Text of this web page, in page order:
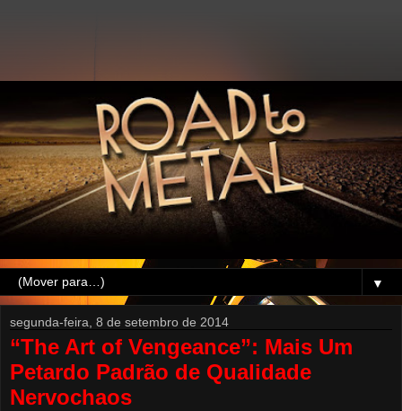
▼
segunda-feira, 8 de setembro de 2014
“The Art of Vengeance”: Mais Um
Petardo Padrão de Qualidade
Nervochaos